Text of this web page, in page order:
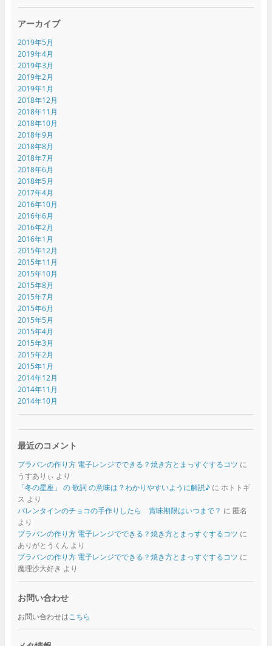
アーカイブ
2019年5月
2019年4月
2019年3月
2019年2月
2019年1月
2018年12月
2018年11月
2018年10月
2018年9月
2018年8月
2018年7月
2018年6月
2018年5月
2017年4月
2016年10月
2016年6月
2016年2月
2016年1月
2015年12月
2015年11月
2015年10月
2015年8月
2015年7月
2015年6月
2015年5月
2015年4月
2015年3月
2015年2月
2015年1月
2014年12月
2014年11月
2014年10月
最近のコメント
プラバンの作り方 電子レンジでできる？焼き方とまっすぐするコツ に
うすありぃ より
「冬の星座」 の 歌詞 の意味は？わかりやすいように解説♪に ホトトギ
ス より
バレンタインのチョコの手作りしたら 賞味期限はいつまで？ に 匿名
より
プラバンの作り方 電子レンジでできる？焼き方とまっすぐするコツ に
ありがとうくん より
プラバンの作り方 電子レンジでできる？焼き方とまっすぐするコツ に
魔理沙大好き より
お問い合わせ
お問い合わせはこちら